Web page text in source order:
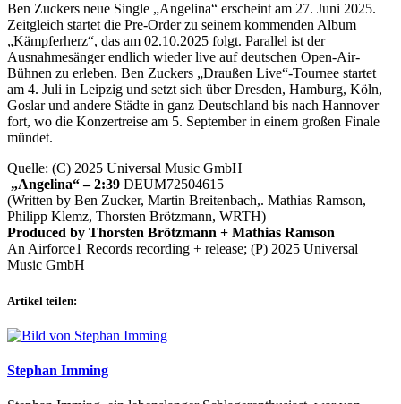
Ben Zuckers neue Single „Angelina“ erscheint am 27. Juni 2025.
Zeitgleich startet die Pre-Order zu seinem kommenden Album
„Kämpferherz“, das am 02.10.2025 folgt. Parallel ist der
Ausnahmesänger endlich wieder live auf deutschen Open-Air-
Bühnen zu erleben. Ben Zuckers „Draußen Live“-Tournee startet
am 4. Juli in Leipzig und setzt sich über Dresden, Hamburg, Köln,
Goslar und andere Städte in ganz Deutschland bis nach Hannover
fort, wo die Konzertreise am 5. September in einem großen Finale
mündet.
Quelle: (C) 2025 Universal Music GmbH
„Angelina“ – 2:39 DEUM72504615
(Written by Ben Zucker, Martin Breitenbach,. Mathias Ramson,
Philipp Klemz, Thorsten Brötzmann, WRTH)
Produced by Thorsten Brötzmann + Mathias Ramson
An Airforce1 Records recording + release; (P) 2025 Universal
Music GmbH
Artikel teilen:
Stephan Imming